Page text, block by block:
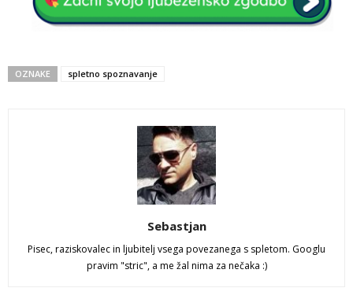
OZNAKE spletno spoznavanje
Sebastjan
Pisec, raziskovalec in ljubitelj vsega povezanega s spletom. Googlu
pravim "stric", a me žal nima za nečaka :)